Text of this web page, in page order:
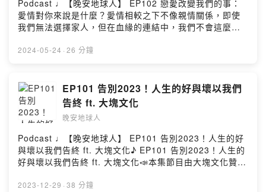
動畫 / XiaoTser曉池
錄音 / Rain雨庭
剪輯 / Rain雨庭
Facebook： https://www.facebook.com/wananplanet/
Instagram：
https://www.instagram.com/wananplanet/
Powered by Firstory Hosting
Podcast ♩【晚安地球人】 EP102 戀愛改變我們的事：
愛情對你來說是什麼？愛情相較之下不像親情關係，即使
我們無法選擇家人，但在血緣的連結中，我們不會這麼輕
繫也一樣安心；無緣話不投機、斷了關係也沒有那麼可
積攢下來的不合就像從懸崖落下的小石子，哪天把谷底下
的人砸得不想再忍了，也可以讓關係不堪一擊、甚至不需
要任何程序就可以提出放棄。因此我們汲汲營營，嘗試改
變對方和自己，努力鑿出迎合彼此的缺口，也許忽視了伴
隨而來的不堪、傷痛，其實也需要及時治癒。過程之中，
無論是鑿出缺口或治癒傷痛，都需要極大的力氣才能堅持
下去，然而那股力氣，就是愛情之於自我的意義。愛情對
你而言是什麼？找出其中答案，才能在磨合的過程中獲得
堅信的力氣、持續這段關係的一步一腳印。--📢太空人報告
2024-05-24 · 26 分鐘
EP101 告別2023！人生的好與壞以我們
告終 ft. 大塊文化
晚安地球人
Podcast ♩【晚安地球人】 EP101 告別2023！人生的好
與壞以我們告終 ft. 大塊文化♪ EP101 告別2023！人生的
好與壞以我們告終 ft. 大塊文化📣本集節目由大塊文化贊助
文化👏）這一集由太空人來為大家介紹新書《以我們告
2023-12-29 · 38 分鐘